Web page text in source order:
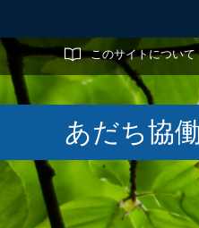
このサイトについて
サイト内検索
あだち協